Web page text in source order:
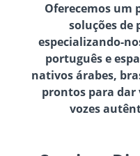
Oferecemos um
soluções de
especializando-
português e
nativos árabes,
prontos para dar
vozes